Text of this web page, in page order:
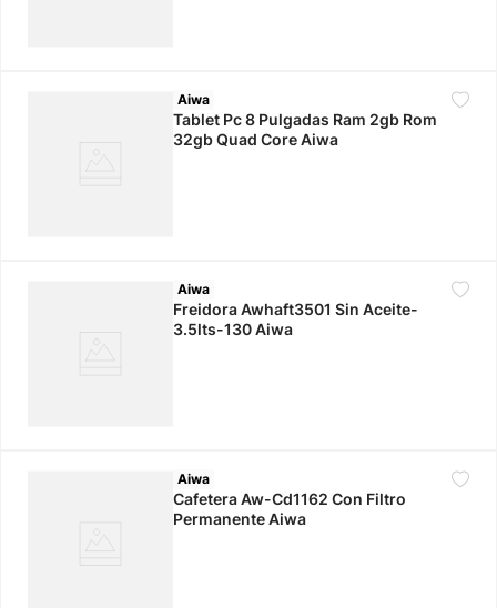
Aiwa
Tablet Pc 8 Pulgadas Ram 2gb Rom
32gb Quad Core Aiwa
Aiwa
Freidora Awhaft3501 Sin Aceite-
3.5lts-130 Aiwa
Aiwa
Cafetera Aw-Cd1162 Con Filtro
Permanente Aiwa